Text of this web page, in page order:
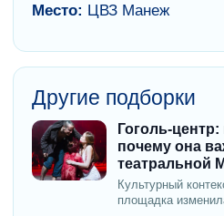
Место: ЦВЗ Манеж
Другие подборки
Гоголь-
почему она
театральной
Культурный
площадка